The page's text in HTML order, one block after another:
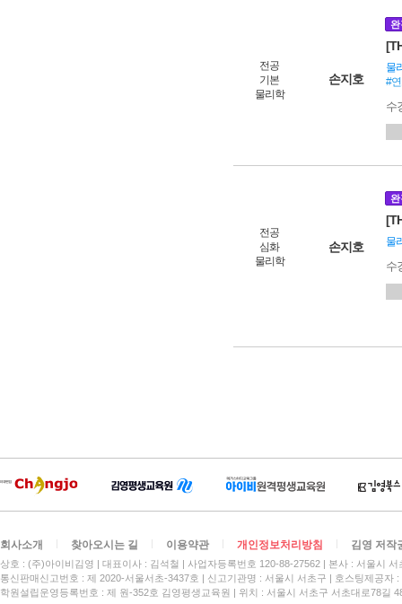
전공
기본
물리학
손지호
완
물
#
수
전공
심화
물리학
손지호
완
물
수
회사소개 찾아오시는 길 이용약관 개인정보처리방침 김영 저작
상호 : (주)아이비김영 대표이사 : 김석철 사업자등록번호 120-88-27562
본사 : 서울시
통신판매신고번호 : 제 2020-서울서초-3437호
신고기관명 : 서울시 서초구
호스팅제공자
학원설립운영등록번호 : 제 원-352호 김영평생교육원 | 위치 : 서울시 서초구 서초대로78길